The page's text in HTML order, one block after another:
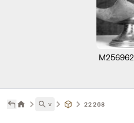
M256962
˅ 22268